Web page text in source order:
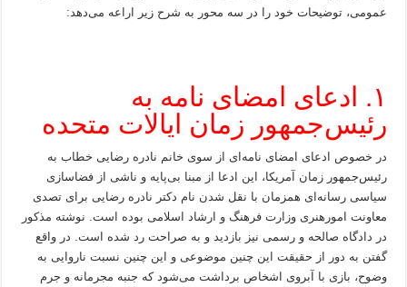
عمومی، توضیحات خود را در سه محور به شرح زیر اراعه می‌دهد:
۱. ادعای امضای نامه به
رئیس‌جمهور زمان ایالات متحده
در خصوص ادعای امضای نامه‌ای از سوی خانم نادره رضایی خطاب به
رئیس‌جمهور زمان آمریکا، این ادعا از مبنا بی‌پایه و ناشی از فضاسازی
سیاسی رسانه‌ای همزمان با نقل شدن نام دکتر نادره رضایی برای تصدی
معاونت امورهنری وزارت فرهنگ و ارشاد اسلامی بوده است. نوشته مذکور
در دادگاه صالحه و رسمی نیز بازدید و به صراحت رد شده است. در واقع
گفتن به دور از حقیقت این چنین موضوعی و این چنین نسبت ناروایی به
وضوح، بازی با آبروی اشخاص برداشت می‌شود که جنبه مجرمانه و جرم